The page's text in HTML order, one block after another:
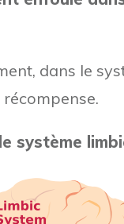
dans le
le système